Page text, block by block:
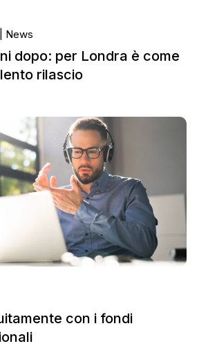
News
dopo: per Londra è come
rilascio
con i fondi